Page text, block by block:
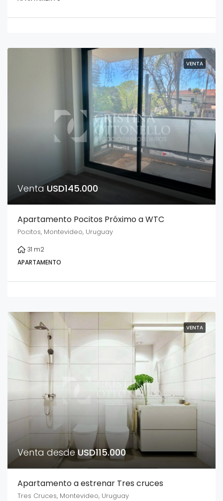
VENTA
Venta USD145.000
Apartamento Pocitos Próximo a WTC
Pocitos, Montevideo, Uruguay
31 m2
APARTAMENTO
VENTA
Venta desdeUSD115.000
Apartamento a estrenar Tres cruces
Tres Cruces, Montevideo, Uruguay